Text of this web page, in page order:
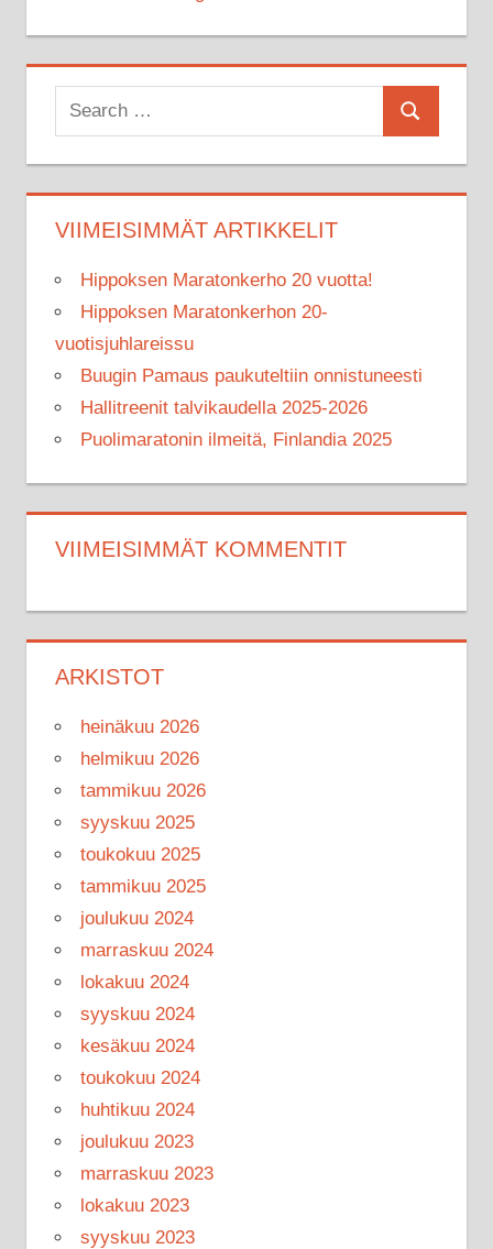
Search
for:
Search
VIIMEISIMMÄT ARTIKKELIT
Hippoksen Maratonkerho 20 vuotta!
Hippoksen Maratonkerhon 20-
vuotisjuhlareissu
Buugin Pamaus paukuteltiin onnistuneesti
Hallitreenit talvikaudella 2025-2026
Puolimaratonin ilmeitä, Finlandia 2025
VIIMEISIMMÄT KOMMENTIT
ARKISTOT
heinäkuu 2026
helmikuu 2026
tammikuu 2026
syyskuu 2025
toukokuu 2025
tammikuu 2025
joulukuu 2024
marraskuu 2024
lokakuu 2024
syyskuu 2024
kesäkuu 2024
toukokuu 2024
huhtikuu 2024
joulukuu 2023
marraskuu 2023
lokakuu 2023
syyskuu 2023